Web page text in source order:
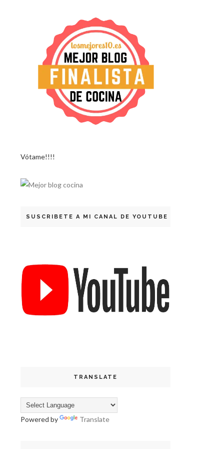
Vótame!!!!
SUSCRIBETE A MI CANAL DE YOUTUBE
TRANSLATE
Powered by Translate